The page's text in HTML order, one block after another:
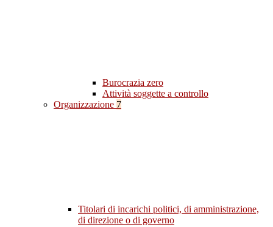
Burocrazia zero
Attività soggette a controllo
Organizzazione 7
Titolari di incarichi politici, di amministrazione,
di direzione o di governo